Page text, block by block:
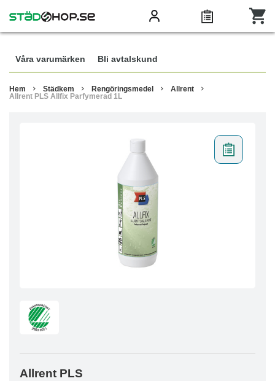
Våra varumärken Bli avtalskund
Hem Städkem Rengöringsmedel
Allrent
Allrent PLS Allfix Parfymerad 1L
Allrent PLS